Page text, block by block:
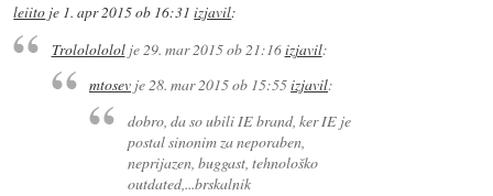
leiito je 1. apr 2015 ob 16:31 izjavil:
Trolololololje 29. mar 2015 ob 21:16izjavil:
mtosev je28. mar 2015 ob 15:55izjavil:
dobro, da so ubili IE brand, ker IE je
postal sinonim za neporaben,
neprijazen, buggast, tehnološko
outdated,...brskalnik